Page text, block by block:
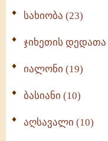
სახიობა (23)
ჯიხეთის დედათა
იალონი (19)
ბასიანი (10)
აღსავალი (10)